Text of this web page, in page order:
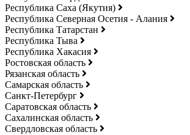
Республика Саха (Якутия)
Республика Северная Осетия - Алания
Республика Татарстан
Республика Тыва
Республика Хакасия
Ростовская область
Рязанская область
Самарская область
Санкт-Петербург
Саратовская область
Сахалинская область
Свердловская область